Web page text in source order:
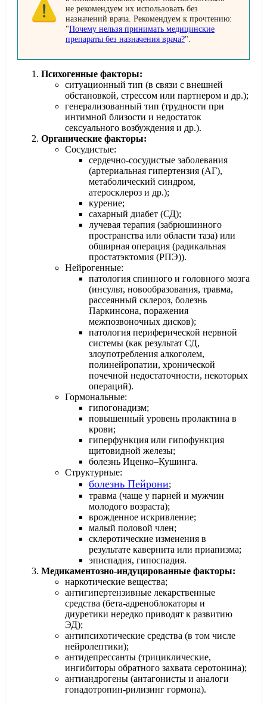
не рекомендуем их использовать без
назначений врача. Рекомендуем к прочтению:
"Почему нельзя принимать медицинские
препараты без назначения врача?".
Психогенные факторы:
ситуационный тип (в связи с внешней
обстановкой, стрессом или партнером и др.);
генерализованный тип (трудности при
интимной близости и недостаток
сексуального возбуждения и др.).
Органические факторы:
Сосудистые:
сердечно-сосудистые заболевания
(артериальная гипертензия (АГ),
метаболический синдром,
атеросклероз и др.);
курение;
сахарный диабет (СД);
лучевая терапия (забрюшинного
пространства или области таза) или
обширная операция (радикальная
простатэктомия (РПЭ)).
Нейрогенные:
патология спинного и головного мозга
(инсульт, новообразования, травма,
рассеянный склероз, болезнь
Паркинсона, поражения
межпозвоночных дисков);
патология периферической нервной
системы (как результат СД,
злоупотребления алкоголем,
полинейропатии, хронической
почечной недостаточности, некоторых
операций).
Гормональные:
гипогонадизм;
повышенный уровень пролактина в
крови;
гиперфункция или гипофункция
щитовидной железы;
болезнь Иценко–Кушинга.
Структурные:
болезнь Пейрони;
травма (чаще у парней и мужчин
молодого возраста);
врожденное искривление;
малый половой член;
склеротические изменения в
результате кавернита или приапизма;
эписпадия, гипоспадия.
Медикаментозно-индуцированные факторы:
наркотические вещества;
антигипертензивные лекарственные
средства (бета-адреноблокаторы и
диуретики нередко приводят к развитию
ЭД);
антипсихотические средства (в том числе
нейролеп­тики);
антидепрессанты (трициклические,
ингибиторы обратного захвата серотонина);
антиандрогены (антагонисты и аналоги
гонадотро­пин-рилизинг гормона).